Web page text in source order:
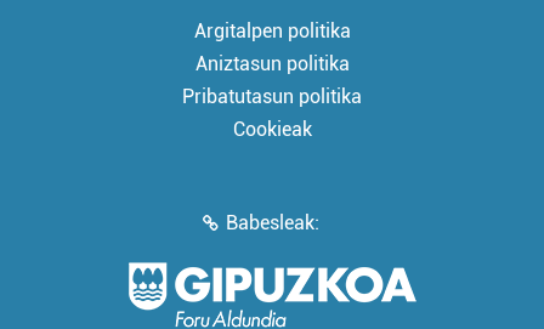
Argitalpen politika
Aniztasun politika
Pribatutasun politika
Cookieak
Babesleak: